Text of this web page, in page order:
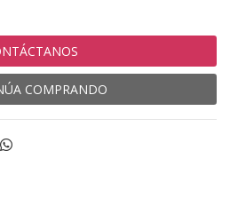
COMPRANDO